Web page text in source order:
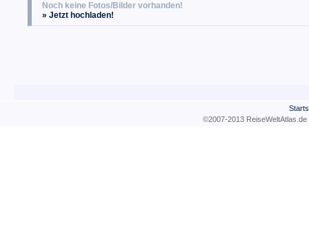
Noch keine Fotos/Bilder vorhanden!
» Jetzt hochladen!
©2007-2013